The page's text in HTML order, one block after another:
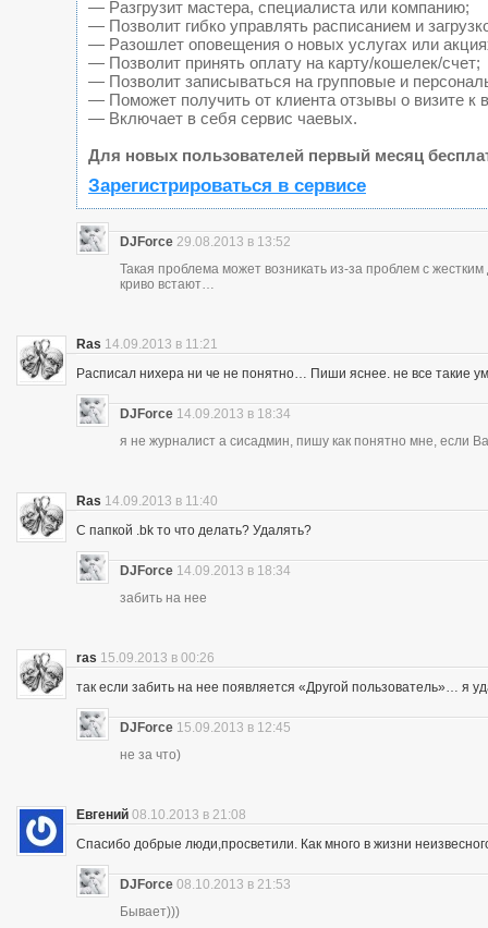
— Разгрузит мастера, специалиста или компанию;
— Позволит гибко управлять расписанием и
— Разошлет оповещения о новых услугах или
— Позволит принять оплату на карту/кошелек/счет;
— Позволит записываться на групповые и
— Поможет получить от клиента отзывы о визите к
— Включает в себя сервис чаевых.
Для новых пользователей первый месяц
Зарегистрироваться в сервисе
DJForce 29.08.2013 в 13:52
Такая проблема может возникать из-за проблем с
криво встают…
Ras 14.09.2013 в 11:21
Расписал нихера ни че не понятно… Пиши яснее. не все такие
DJForce 14.09.2013 в 18:34
я не журналист а сисадмин, пишу как понятно мне, если
Ras 14.09.2013 в 11:40
С папкой .bk то что делать? Удалять?
DJForce 14.09.2013 в 18:34
забить на нее
ras 15.09.2013 в 00:26
так если забить на нее появляется «Другой пользователь»… я
DJForce 15.09.2013 в 12:45
не за что)
Евгений 08.10.2013 в 21:08
Спасибо добрые люди,просветили. Как много в жизни
DJForce 08.10.2013 в 21:53
Бывает)))